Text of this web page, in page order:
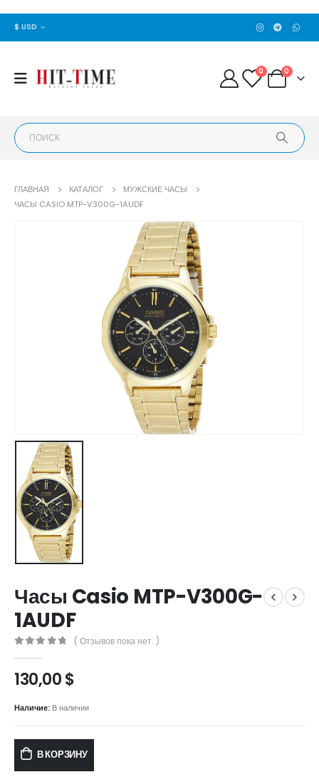
$ USD
0 0
ГЛАВНАЯ КАТАЛОГ
МУЖСКИЕ ЧАСЫ
ЧАСЫ CASIO MTP-V300G-1AUDF
Часы Casio MTP-V300G-
1AUDF
( Отзывов пока нет. )
130,00$
Наличие: В наличии
В КОРЗИНУ